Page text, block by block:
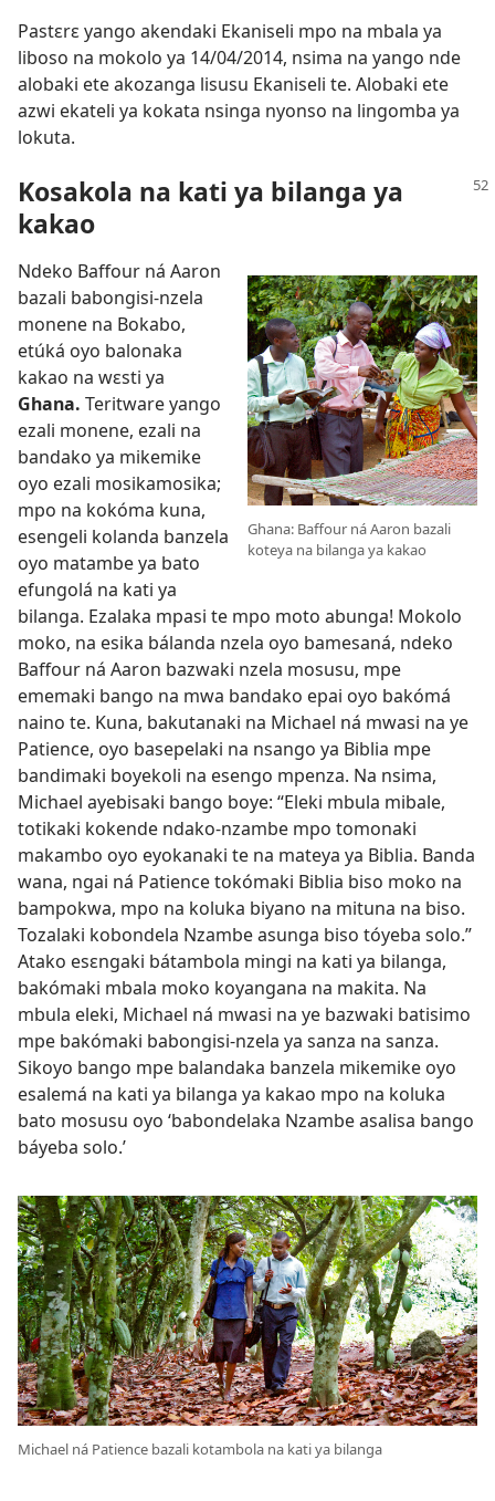
Pastɛrɛ yango akendaki Ekaniseli mpo na mbala ya
liboso na mokolo ya 14/04/2014, nsima na yango nde
alobaki ete akozanga lisusu Ekaniseli te. Alobaki ete
azwi ekateli ya kokata nsinga nyonso na lingomba ya
lokuta.
Kosakola na kati ya bilanga ya
kakao
Ghana: Baffour ná Aaron bazali
koteya na bilanga ya kakao
Ndeko Baffour ná Aaron
bazali babongisi-nzela
monene na Bokabo,
etúká oyo balonaka
kakao na wɛsti ya
Ghana. Teritware yango
ezali monene, ezali na
bandako ya mikemike
oyo ezali mosikamosika;
mpo na kokóma kuna,
esengeli kolanda banzela
oyo matambe ya bato
efungolá na kati ya
bilanga. Ezalaka mpasi te mpo moto abunga! Mokolo
moko, na esika bálanda nzela oyo bamesaná, ndeko
Baffour ná Aaron bazwaki nzela mosusu, mpe
ememaki bango na mwa bandako epai oyo bakómá
naino te. Kuna, bakutanaki na Michael ná mwasi na ye
Patience, oyo basepelaki na nsango ya Biblia mpe
bandimaki boyekoli na esengo mpenza. Na nsima,
Michael ayebisaki bango boye: “Eleki mbula mibale,
totikaki kokende ndako-nzambe mpo tomonaki
makambo oyo eyokanaki te na mateya ya Biblia. Banda
wana, ngai ná Patience tokómaki Biblia biso moko na
bampokwa, mpo na koluka biyano na mituna na biso.
Tozalaki kobondela Nzambe asunga biso tóyeba solo.”
Atako esɛngaki bátambola mingi na kati ya bilanga,
bakómaki mbala moko koyangana na makita. Na
mbula eleki, Michael ná mwasi na ye bazwaki batisimo
mpe bakómaki babongisi-nzela ya sanza na sanza.
Sikoyo bango mpe balandaka banzela mikemike oyo
esalemá na kati ya bilanga ya kakao mpo na koluka
bato mosusu oyo ‘babondelaka Nzambe asalisa bango
báyeba solo.’
Michael ná Patience bazali kotambola na kati ya bilanga